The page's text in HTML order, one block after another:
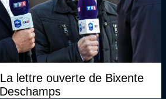
lettre ouverte de Bixente